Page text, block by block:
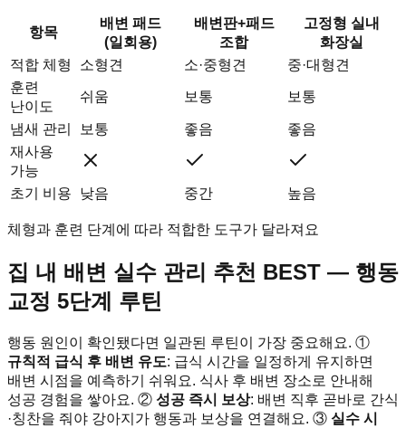
항목
배변 패드
(일회용)
배변판+패드
조합
고정형 실내
화장실
적합 체형
소형견 소·중형견
중·대형견
훈련
난이도
쉬움 보통 보통
냄새 관리 보통 좋음
좋음
재사용
가능
초기 비용
낮음 중간 높음
체형과 훈련 단계에 따라 적합한 도구가 달라져요
집 내 배변 실수 관리 추천 BEST — 행동
교정 5단계 루틴
행동 원인이 확인됐다면 일관된 루틴이 가장 중요해요. ①
규칙적 급식 후 배변 유도: 급식 시간을 일정하게 유지하면
배변 시점을 예측하기 쉬워요. 식사 후 배변 장소로 안내해
성공 경험을 쌓아요. ② 성공 즉시 보상: 배변 직후 곧바로 간식
·칭찬을 줘야 강아지가 행동과 보상을 연결해요. ③ 실수 시